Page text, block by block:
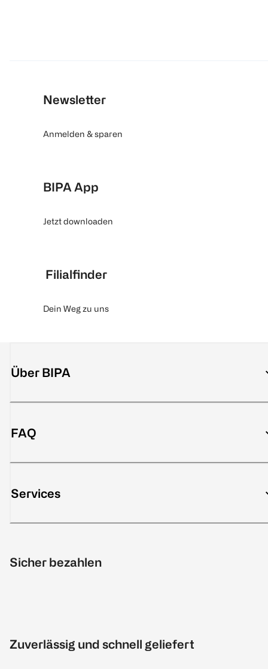
Newsletter
Anmelden & sparen
BIPA App
Jetzt downloaden
Filialfinder
Dein Weg zu uns
Über BIPA
FAQ
Services
Sicher bezahlen
Zuverlässig und schnell geliefert